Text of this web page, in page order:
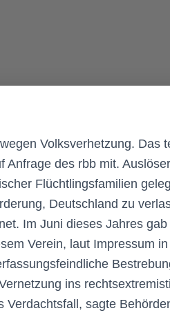
Volksverhetzung. Das
des rbb mit.
Flüchtlingsfamilien
Deutschland zu
Im Juni dieses Jahres
Verein, laut Impressum
ins
Verdachtsfall, sagte